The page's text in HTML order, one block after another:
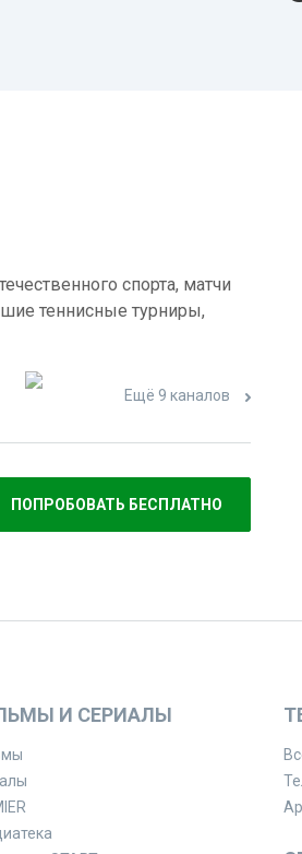
спорта, матчи
теннисные турниры,
Ещё 9 каналов
ПОПРОБОВАТЬ БЕСПЛАТНО
И СЕРИАЛЫ